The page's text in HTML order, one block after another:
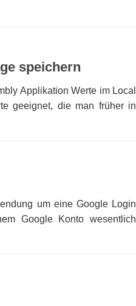
speichern
Applikation Werte im Local
geeignet, die man früher in
um eine Google Login
Google Konto wesentlich